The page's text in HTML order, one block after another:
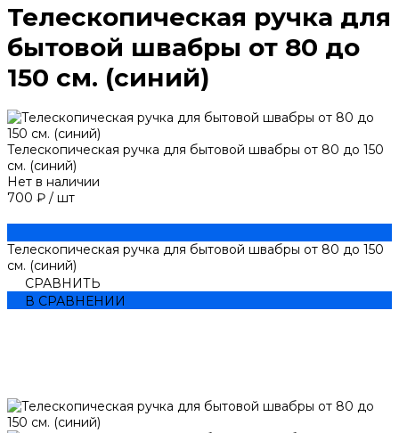
Телескопическая ручка для
бытовой швабры от 80 до
150 см. (синий)
Телескопическая ручка для бытовой швабры от 80 до 150
см. (синий)
Нет в наличии
700 ₽ / шт
Телескопическая ручка для бытовой швабры от 80 до 150
см. (синий)
СРАВНИТЬ
В СРАВНЕНИИ